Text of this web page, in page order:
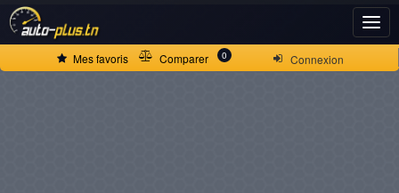
Connexion
Mes favoris Comparer 0
ACCUEIL